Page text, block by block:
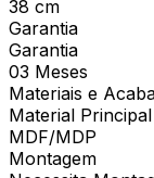
38 cm
Garantia
Garantia
03 Meses
Materiais e
Material Principal
MDF/MDP
Montagem